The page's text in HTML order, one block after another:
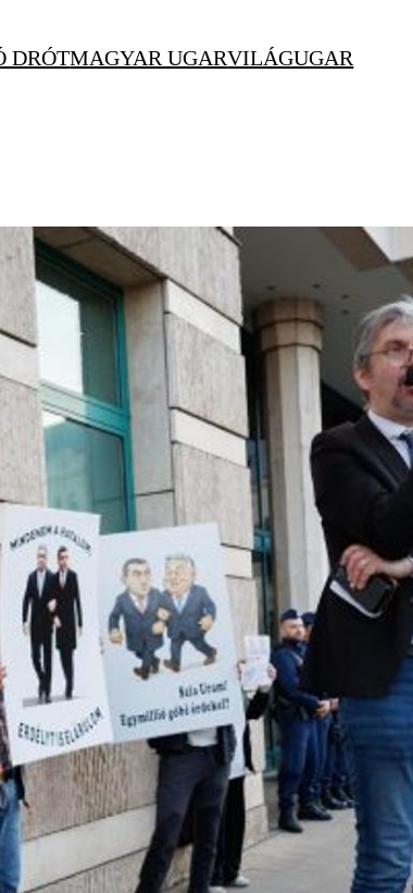
DRÓTMAGYAR UGARVILÁGUGAR